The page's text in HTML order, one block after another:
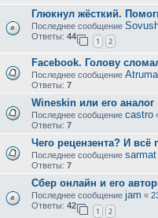
Глюкнул жëсткий.
Последнее сообщение
Ответы: 44
1 2
Facebook. Голову
Последнее сообщение
Ответы: 7
Wineskin или его аналог
Последнее сообщение castro
Ответы: 7
Чего рецензента? И всё
Последнее сообщение sarmat
Ответы: 7
Сбер онлайн и его
Последнее сообщение jam «
Ответы: 42
1 2